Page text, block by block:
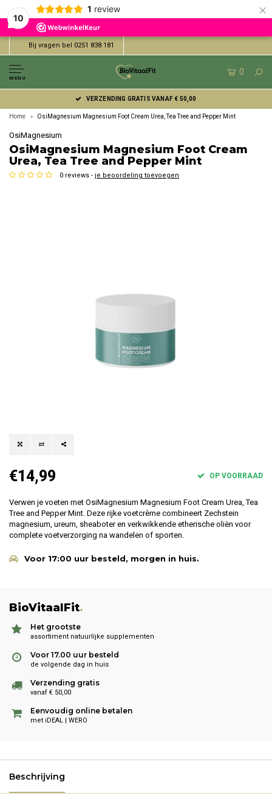
10
1 review ×
Bij vragen bel 0251 838 181
MENU
0
VERZENDING GRATIS VANAF € 50,00
Home OsiMagnesium Magnesium Foot Cream Urea, Tea Tree and Pepper Mint
OsiMagnesium
OsiMagnesium Magnesium Foot Cream
Urea, Tea Tree and Pepper Mint
0 reviews - je beoordeling toevoegen
€14,99 OP VOORRAAD
Verwen je voeten met OsiMagnesium Magnesium Foot Cream Urea, Tea
Tree and Pepper Mint. Deze rijke voetcrème combineert Zechstein
magnesium, ureum, sheaboter en verkwikkende etherische oliën voor
complete voetverzorging na wandelen of sporten.
Voor 17:00 uur besteld, morgen in huis.
BioVitaalFit.
Het grootste
assortiment natuurlijke supplementen
Voor 17.00 uur besteld
de volgende dag in huis
Verzending gratis
vanaf € 50,00
Eenvoudig online betalen
met iDEAL | WERO
Beschrijving